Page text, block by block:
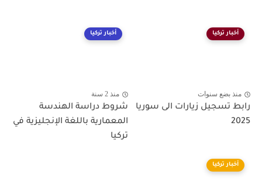
أخبار تركيا
منذ بضع سنوات
رابط تسجيل زيارات الى سوريا
2025
أخبار تركيا
منذ 2 سنة
شروط دراسة الهندسة
المعمارية باللغة الإنجليزية في
تركيا
أخبار تركيا